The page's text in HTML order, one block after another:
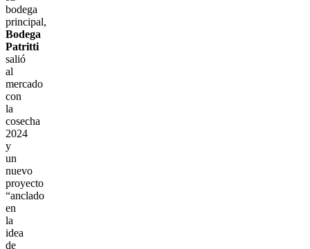
bodega
principal,
Bodega
Patritti
salió
al
mercado
con
la
cosecha
2024
y
un
nuevo
proyecto
“anclado
en
la
idea
de